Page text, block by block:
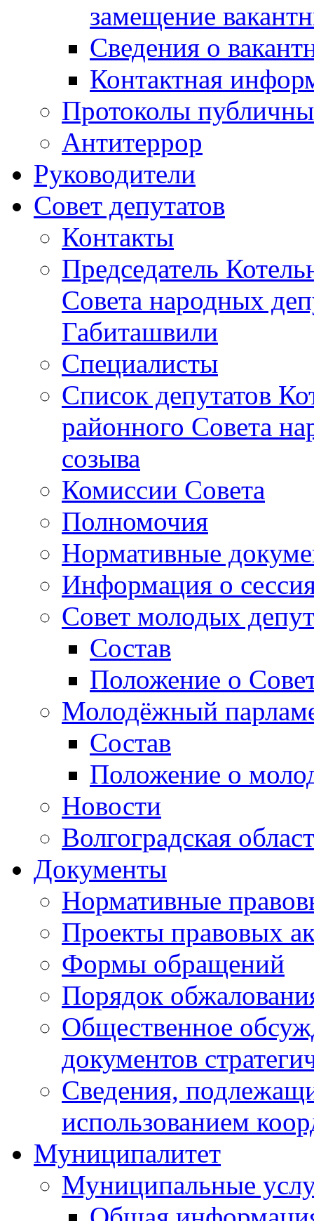
замещение
Сведения о
Контактная
Протоколы
Антитеррор
Руководители
Совет депутатов
Контакты
Председатель
Совета народных
Габиташвили
Специалисты
Список депутатов
районного Совета
созыва
Комиссии Совета
Полномочия
Нормативные
Информация о
Совет молодых
Состав
Положение о
Молодёжный
Состав
Положение о
Новости
Волгоградская
Документы
Нормативные
Проекты правовых
Формы обращений
Порядок
Общественное
документов
Сведения,
использованием
Муниципалитет
Муниципальные